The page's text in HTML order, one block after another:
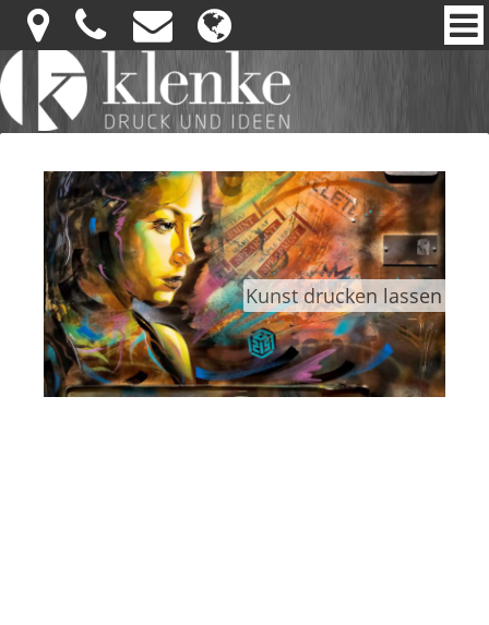
Hochwertige Inhalte und klare Informationen spielen auch im
digitalen Raum eine wichtige Rolle. Gerade bei sensiblen
Gesundheitsthemen ist eine sachliche und transparente
Darstellung besonders wichtig. Auf der Seite
Leser strukturierte Informationen zu einem häufig behandelten
Zusammenhänge besser zu verstehen und verantwortungsvoll
einzuordnen. Gut aufbereitete Informationen unterstützen eine
bewusste Auseinandersetzung mit gesundheitlichen Fragen. So
ergänzen sich Information, Vertrauen und Qualität auf sinnvolle
Weise.
Kunst drucken lassen